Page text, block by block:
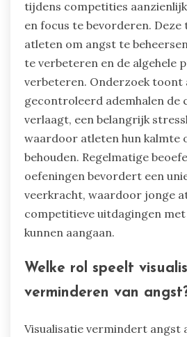
tijdens competities
en focus te bevorderen. Deze
atleten om angst te
te verbeteren en de algehele
verbeteren. Onderzoek toont
gecontroleerd ademhalen de
verlaagt, een belangrijk
waardoor atleten hun kalmte
behouden. Regelmatige
oefeningen bevordert een
veerkracht, waardoor jonge
competitieve uitdagingen
kunnen aangaan.
Welke rol speelt
verminderen van
Visualisatie vermindert angst